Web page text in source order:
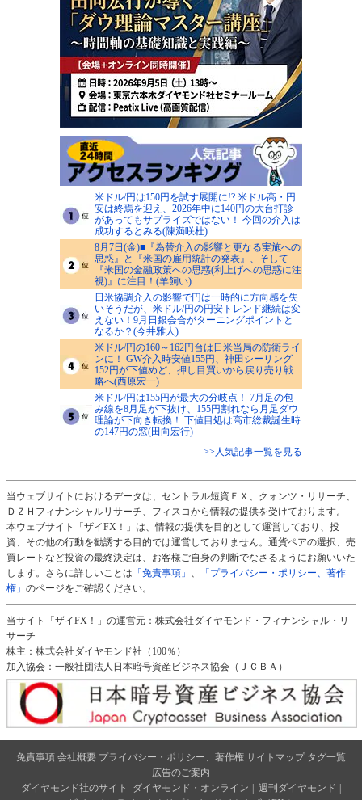
米ドル/円は150円を試す展開に!? 米ドル高・円
安は終焉を迎え、2026年中に140円の大台打診
があってもサプライズではない！ 今回の介入は
成功するとみる(陳満咲杜)
8月7日(金)■『為替介入の影響と更なる実施への
思惑』と『米国の雇用統計の発表』、そして
『米国の金融政策への思惑(利上げへの思惑に注
視)』に注目！(羊飼い)
日米協調介入の影響で円は一時的に方向感を失
いそうだが、米ドル/円の円安トレンド継続は変
えない！9月日銀会合がターニングポイントと
なるか？(今井雅人)
米ドル/円の160～162円台は日米当局の防衛ライ
ンに！ GW介入時安値155円、神田シーリング
152円が下値めど、押し目買いから戻り売り戦
略へ(西原宏一)
米ドル/円は155円が最大の分岐点！ 7月足の包
み線を8月足が下抜け、155円割れなら月足ダウ
理論が下向き転換！ 下値目処は高市総裁誕生時
の147円の窓(田向宏行)
>>人気記事一覧を見る
当ウェブサイトにおけるデータは、セントラル短資ＦＸ、クォンツ・リサーチ、
ＤＺＨフィナンシャルリサーチ、フィスコから情報の提供を受けております。
本ウェブサイト「ザイFX！」は、情報の提供を目的として運営しており、投
資、その他の行動を勧誘する目的では運営しておりません。通貨ペアの選択、売
買レートなど投資の最終決定は、お客様ご自身の判断でなさるようにお願いいた
します。さらに詳しいことは 「免責事項」 、
「プライバシー・ポリシー、著作
権」 のページをご確認ください。
当サイト「ザイFX！」の運営元：株式会社ダイヤモンド・フィナンシャル・リ
サーチ
株主：株式会社ダイヤモンド社（100％）
加入協会：一般社団法人日本暗号資産ビジネス協会（ＪＣＢＡ）
免責事項 会社概要 プライバシー・ポリシー、著作権 サイトマップ タグ一覧
広告のご案内
ダイヤモンド社のサイト
ダイヤモンド・オンライン 週刊ダイヤモンド